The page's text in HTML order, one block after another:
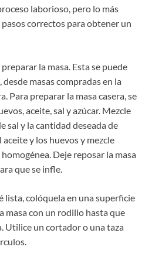
laborioso, pero lo más
correctos para obtener un
la masa. Esta se puede
masas compradas en la
Para preparar la masa casera, se
aceite, sal y azúcar. Mezcle
sal y la cantidad deseada de
aceite y los huevos y mezcle
Deje reposar la masa
que se infle.
lista, colóquela en una superficie
masa con un rodillo hasta que
Utilice un cortador o una taza